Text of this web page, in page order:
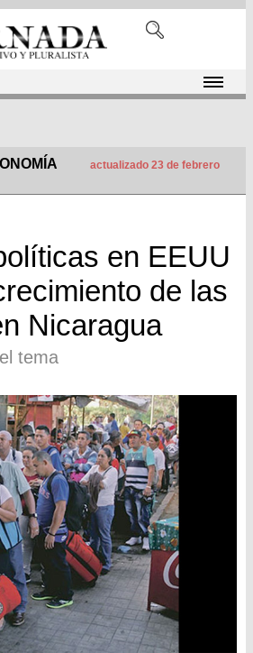
actualizado 23 de febrero
en EEUU
de las
Nicaragua
tema